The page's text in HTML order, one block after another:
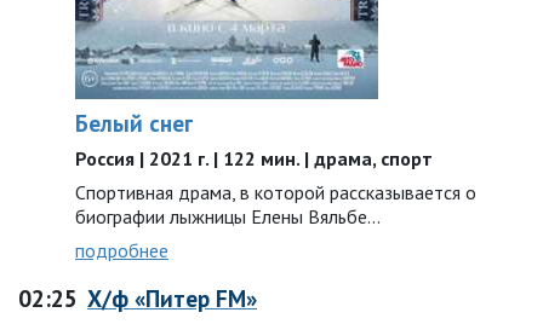
Белый снег
Россия | 2021 г. | 122 мин. | драма, спорт
Спортивная драма, в которой рассказывается о
биографии лыжницы Елены Вяльбе…
подробнее
02:25 Х/ф «Питер FM»